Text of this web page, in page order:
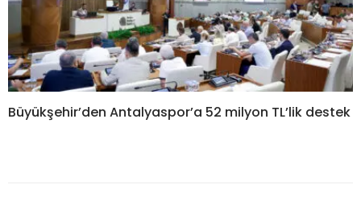
Büyükşehir’den Antalyaspor’a 52 milyon TL’lik destek